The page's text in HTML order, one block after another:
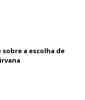
a escolha de